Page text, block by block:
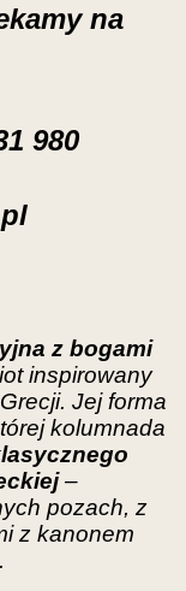
na
980
z bogami
inspirowany
Jej forma
kolumnada
–
pozach, z
z kanonem